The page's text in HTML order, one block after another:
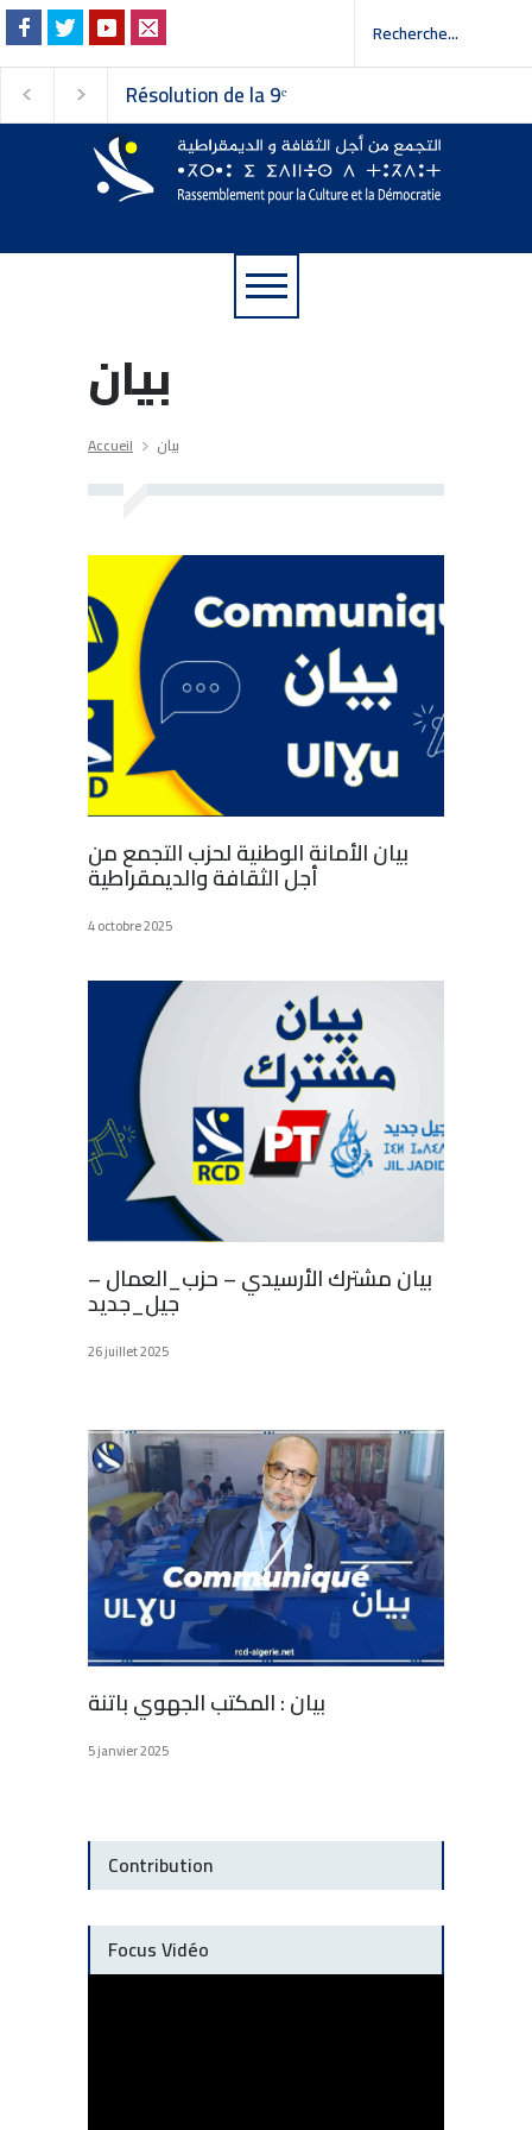
Résolution de la 9ᵉ
session du Conseil
national du
Rassemblement pour la
Culture et la Démocratie
إلى وسائل الإعلام
بيان
Accueil بيان
بيان الأمانة الوطنية لحزب التجمع من
أجل الثقافة والديمقراطية
4 octobre 2025
بيان مشترك الأرسيدي – حزب_العمال –
جيل_جديد
26 juillet 2025
بيان : المكتب الجهوي باتنة
5 janvier 2025
Contribution
Focus Vidéo